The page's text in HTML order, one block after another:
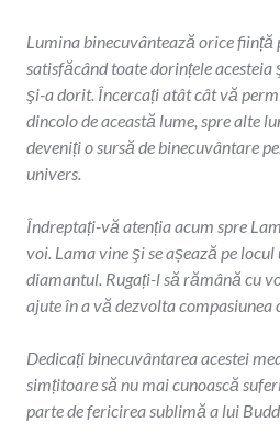
Lumina binecuvântează orice ființă
satisfăcând toate dorințele
şi-a dorit. Încercați atât cât vă
dincolo de această lume, spre alte
deveniți o sursă de binecuvântare
univers.
Îndreptați-vă atenția acum spre
voi. Lama vine şi se așează pe
diamantul. Rugați-l să rămână cu
ajute în a vă dezvolta compasiunea
Dedicați binecuvântarea acestei
simțitoare să nu mai cunoască
parte de fericirea sublimă a lui